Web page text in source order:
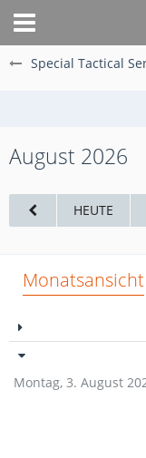
Special Tactical
August 2026
HEUTE
Monatsansicht
Montag, 3. August